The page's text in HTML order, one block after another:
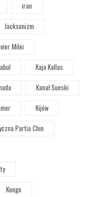
iran
Jacksonizm
Milei
Kaja Kallas
Kanał Sueski
Kijów
Partia Chin
Kongo